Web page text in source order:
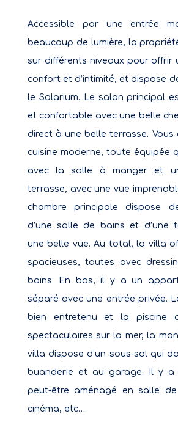
Accessible par une entrée
beaucoup de lumière, la
sur différents niveaux pour offrir
confort et d’intimité, et dispose
le Solarium. Le salon principal
et confortable avec une belle
direct à une belle terrasse. Vous
cuisine moderne, toute équipée
avec la salle à manger et
terrasse, avec une vue
chambre principale dispose
d’une salle de bains et d’une
une belle vue. Au total, la villa
spacieuses, toutes avec
bains. En bas, il y a un
séparé avec une entrée privée.
bien entretenu et la piscine
spectaculaires sur la mer, la
villa dispose d’un sous-sol qui
buanderie et au garage. Il y a
peut-être aménagé en salle
cinéma, etc…